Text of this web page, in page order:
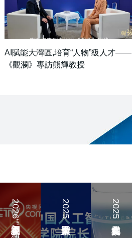
AI賦能大灣區,培育“人物”級人才——
《觀瀾》專訪熊輝教授
2026央視網馬上開“新”AI新春晚會
央
視
網
2025中國人工智慧大會
2025
中
2025北京機器人文化節
2025